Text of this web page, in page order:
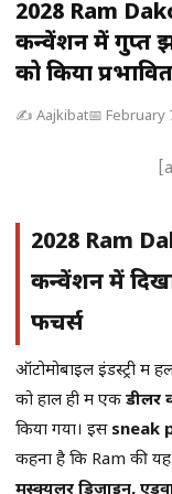
2028 Ram
कन्वेंशन में गुप्त
को किया प्रभावित
✍️ Aajkibat📅 February
2028 Ram
कन्वेंशन में
फीचर्स
ऑटोमोबाइल इंडस्ट्री में
को हाल ही में एक डीलर
किया गया। इस sneak
कहना है कि Ram की